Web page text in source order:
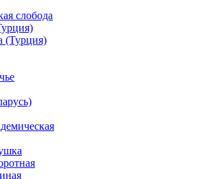
слобода
(Турция)